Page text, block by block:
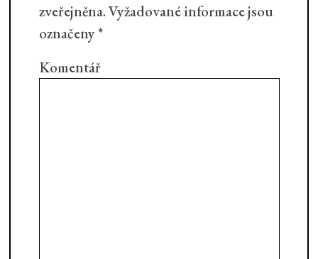
zveřejněna.Vyžadované informace jsou
označeny*
Komentář